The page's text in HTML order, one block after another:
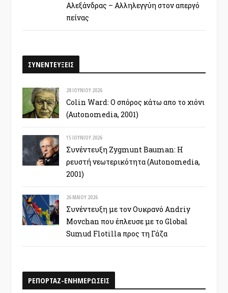
Αλεξάνδρας – Αλληλεγγύη στον απεργό
πείνας
ΣΥΝΕΝΤΕΥΞΕΙΣ
28 ΙΟΥΝΊΟΥ 2026
Colin Ward: Ο σπόρος κάτω απο το χιόνι
(Autonomedia, 2001)
15 ΙΟΥΝΊΟΥ 2026
Συνέντευξη Zygmunt Bauman: Η
ρευστή νεωτερικότητα (Autonomedia,
2001)
26 ΜΑΪ́ΟΥ 2026
Συνέντευξη με τον Ουκρανό Andriy
Movchan που έπλευσε με το Global
Sumud Flotilla προς τη Γάζα
ΡΕΠΟΡΤΑΖ-ΕΝΗΜΕΡΩΣΕΙΣ